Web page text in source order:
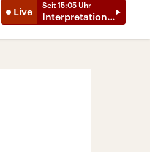
Live
Seit 15:05 Uhr
Interpretationen